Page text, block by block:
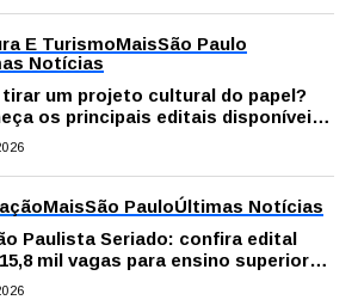
E TurismoMaisSão Paulo
Notícias
tirar um projeto cultural do papel?
os principais editais disponíveis
Paulo
MaisSão PauloÚltimas Notícias
Paulista Seriado: confira edital
mil vagas para ensino superior